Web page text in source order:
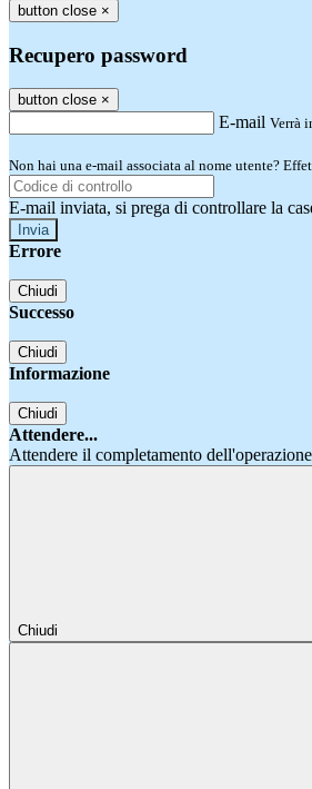
button close ×
Recupero password
button close ×
E-mail Verrà
Non hai una e-mail associata al nome utente?
E-mail inviata, si prega di controllare la
Errore
Chiudi
Successo
Chiudi
Informazione
Chiudi
Attendere...
Attendere il completamento
Chiudi